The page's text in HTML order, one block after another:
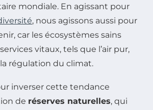
mondiale. En agissant pour
, nous agissons aussi pour
car les écosystèmes sains
vitaux, tels que l’air pur,
la régulation du climat.
inverser cette tendance
de réserves naturelles, qui